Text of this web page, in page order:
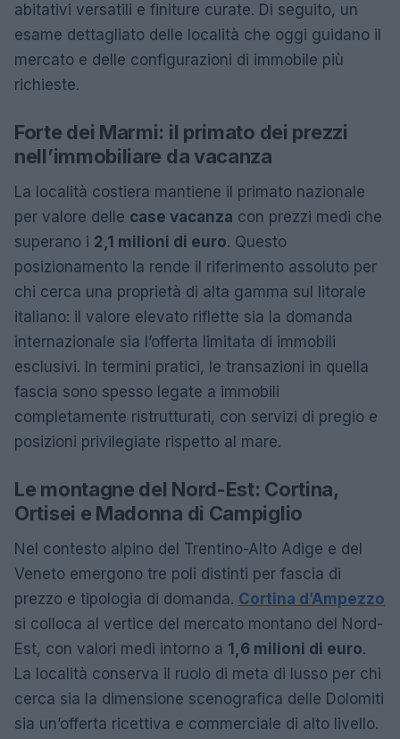
abitativi versatili e finiture curate. Di seguito, un
esame dettagliato delle località che oggi guidano il
mercato e delle configurazioni di immobile più
richieste.
Forte dei Marmi: il primato dei prezzi
nell’immobiliare da vacanza
La località costiera mantiene il primato nazionale
per valore delle case vacanza con prezzi medi che
superano i 2,1 milioni di euro. Questo
posizionamento la rende il riferimento assoluto per
chi cerca una proprietà di alta gamma sul litorale
italiano: il valore elevato riflette sia la domanda
internazionale sia l’offerta limitata di immobili
esclusivi. In termini pratici, le transazioni in quella
fascia sono spesso legate a immobili
completamente ristrutturati, con servizi di pregio e
posizioni privilegiate rispetto al mare.
Le montagne del Nord-Est: Cortina,
Ortisei e Madonna di Campiglio
Nel contesto alpino del Trentino-Alto Adige e del
Veneto emergono tre poli distinti per fascia di
prezzo e tipologia di domanda. Cortina d’Ampezzo
si colloca al vertice del mercato montano del Nord-
Est, con valori medi intorno a 1,6 milioni di euro.
La località conserva il ruolo di meta di lusso per chi
cerca sia la dimensione scenografica delle Dolomiti
sia un’offerta ricettiva e commerciale di alto livello.